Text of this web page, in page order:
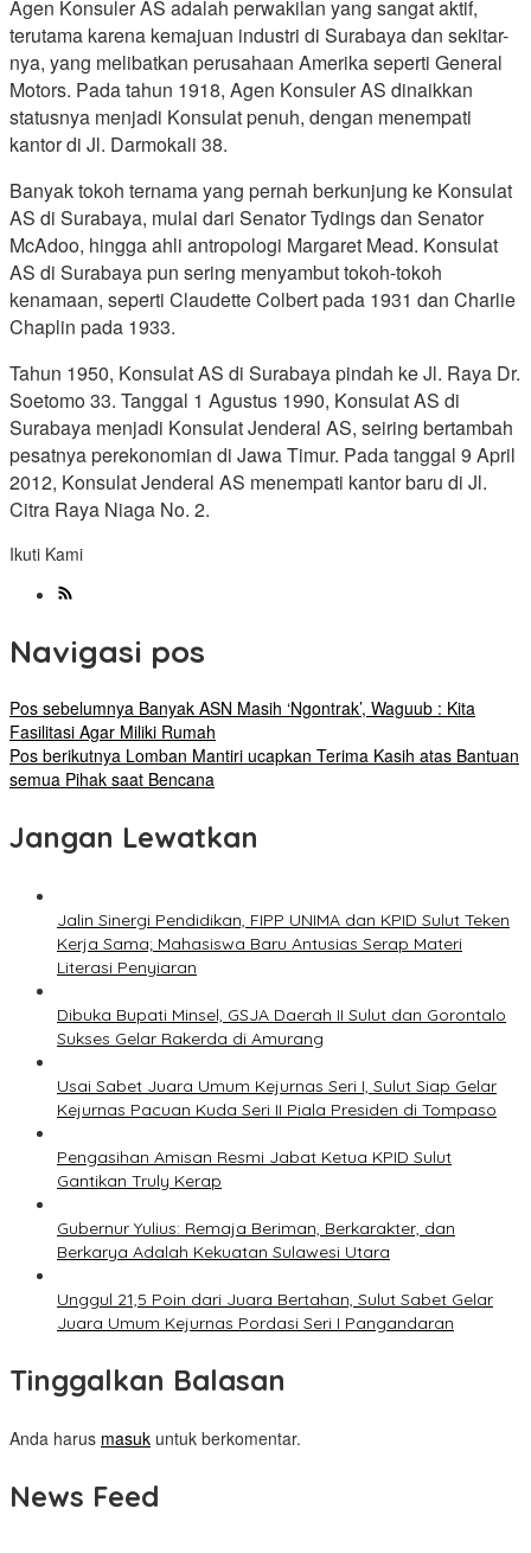
Agen Konsuler AS adalah perwakilan yang sangat aktif,
terutama karena kemajuan industri di Surabaya dan sekitar-
nya, yang melibatkan perusahaan Amerika seperti General
Motors. Pada tahun 1918, Agen Konsuler AS dinaikkan
statusnya menjadi Konsulat penuh, dengan menempati
kantor di Jl. Darmokali 38.
Banyak tokoh ternama yang pernah berkunjung ke Konsulat
AS di Surabaya, mulai dari Senator Tydings dan Senator
McAdoo, hingga ahli antropologi Margaret Mead. Konsulat
AS di Surabaya pun sering menyambut tokoh-tokoh
kenamaan, seperti Claudette Colbert pada 1931 dan Charlie
Chaplin pada 1933.
Tahun 1950, Konsulat AS di Surabaya pindah ke Jl. Raya Dr.
Soetomo 33. Tanggal 1 Agustus 1990, Konsulat AS di
Surabaya menjadi Konsulat Jenderal AS, seiring bertambah
pesatnya perekonomian di Jawa Timur. Pada tanggal 9 April
2012, Konsulat Jenderal AS menempati kantor baru di Jl.
Citra Raya Niaga No. 2.
Ikuti Kami
Navigasi pos
Pos sebelumnya Banyak ASN Masih ‘Ngontrak’, Waguub : Kita
Fasilitasi Agar Miliki Rumah
Pos berikutnya Lomban Mantiri ucapkan Terima Kasih atas Bantuan
semua Pihak saat Bencana
Jangan Lewatkan
Jalin Sinergi Pendidikan, FIPP UNIMA dan KPID Sulut Teken
Kerja Sama; Mahasiswa Baru Antusias Serap Materi
Literasi Penyiaran
Dibuka Bupati Minsel, GSJA Daerah II Sulut dan Gorontalo
Sukses Gelar Rakerda di Amurang
Usai Sabet Juara Umum Kejurnas Seri I, Sulut Siap Gelar
Kejurnas Pacuan Kuda Seri II Piala Presiden di Tompaso
Pengasihan Amisan Resmi Jabat Ketua KPID Sulut
Gantikan Truly Kerap
Gubernur Yulius: Remaja Beriman, Berkarakter, dan
Berkarya Adalah Kekuatan Sulawesi Utara
Unggul 21,5 Poin dari Juara Bertahan, Sulut Sabet Gelar
Juara Umum Kejurnas Pordasi Seri I Pangandaran
Tinggalkan Balasan
Anda harus masuk untuk berkomentar.
News Feed